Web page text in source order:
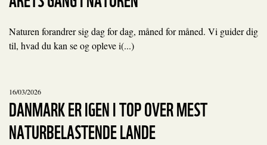
Naturen forandrer sig dag for dag, måned for måned. Vi guider dig
til, hvad du kan se og opleve i(...)
16/03/2026
DANMARK ER IGEN I TOP OVER MEST
NATURBELASTENDE LANDE